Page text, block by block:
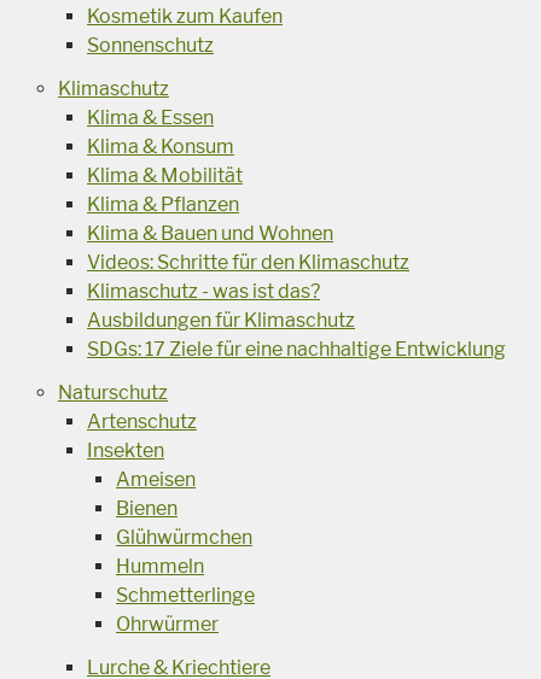
Kosmetik zum Kaufen
Sonnenschutz
Klimaschutz
Klima & Essen
Klima & Konsum
Klima & Mobilität
Klima & Pflanzen
Klima & Bauen und Wohnen
Videos: Schritte für den Klimaschutz
Klimaschutz - was ist das?
Ausbildungen für Klimaschutz
SDGs: 17 Ziele für eine nachhaltige Entwicklung
Naturschutz
Artenschutz
Insekten
Ameisen
Bienen
Glühwürmchen
Hummeln
Schmetterlinge
Ohrwürmer
Lurche & Kriechtiere